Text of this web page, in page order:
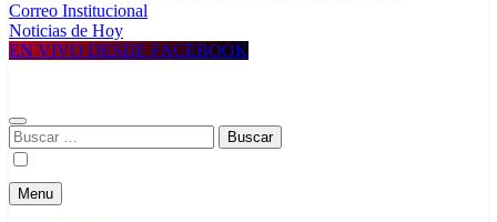
MUNICIPALIDAD DISTRITAL DE UCHUMAYO
Construyendo una nueva Historia
Correo Institucional
Noticias de Hoy
EN VIVO DESDE FACEBOOK
Buscar:
Menu